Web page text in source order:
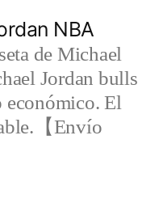
NBA
de Michael
Jordan bulls
económico. El
【Envío